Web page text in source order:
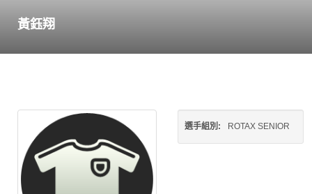
黃鈺翔
選手組別: ROTAX SENIOR